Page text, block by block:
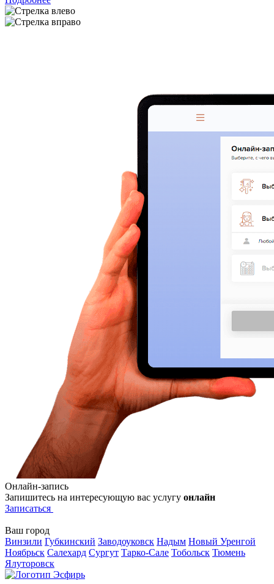
Онлайн-запись
Запишитесь на интересующую вас услугу онлайн
Записаться
Ваш город
Винзили Губкинский Заводоуковск Надым Новый Уренгой
Ноябрьск Салехард Сургут Тарко-Сале Тобольск Тюмень
Ялуторовск